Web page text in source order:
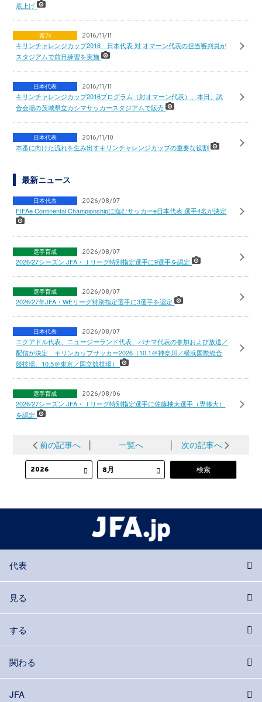
底上げ
審判 2016/11/11
キリンチャレンジカップ2016 日本代表 対 オマーン代表の担当審判員が
スタジアムで前日練習を実施
日本代表 2016/11/11
キリンチャレンジカップ2016プログラム（対オマーン代表）、本日、試
合会場の茨城県立カシマサッカースタジアムで販売
日本代表 2016/11/10
本番に向けた流れを生み出すキリンチャレンジカップの重要な役割
最新ニュース
日本代表 2026/08/07
FIFAe Continental Championshipに臨むサッカーe日本代表 選手4名が決定
選手育成 2026/08/07
2026/27シーズン JFA・Ｊリーグ特別指定選手に9選手を認定
選手育成 2026/08/07
2026/27年JFA・WEリーグ特別指定選手に3選手を認定
日本代表 2026/08/07
エクアドル代表、ニュージーランド代表、パナマ代表の参加および放送／
配信が決定 キリンカップサッカー2026（10.1＠神奈川／横浜国際総合
競技場、10.5＠東京／国立競技場）
選手育成 2026/08/06
2026/27シーズン JFA・Ｊリーグ特別指定選手に佐藤柚太選手（専修大）
を認定
前の記事へ 一覧へ 次の記事へ
代表
見る
する
関わる
JFA